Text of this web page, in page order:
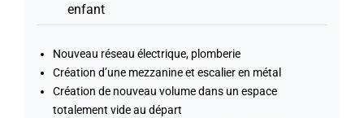
enfant
Nouveau réseau électrique, plomberie
Création d’une mezzanine et escalier en métal
Création de nouveau volume dans un espace
totalement vide au départ